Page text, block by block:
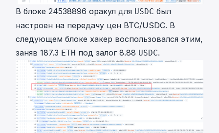
В блоке 24538896 оракул для USDC был
настроен на передачу цен BTC/USDC. В
следующем блоке хакер воспользовался этим,
заняв 187.3 ETH под залог 8.88 USDC.